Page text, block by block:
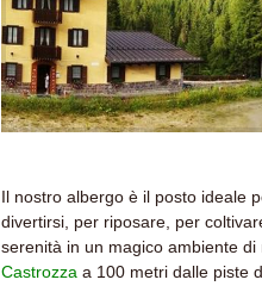
Il nostro albergo è il posto ideale
divertirsi, per riposare, per
serenità in un magico ambiente
Castrozza a 100 metri dalle piste